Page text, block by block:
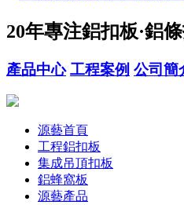
20年專注鋁扣板·鋁
產品中心 工程案例 公司簡
源藝首頁
工程鋁扣板
集成吊頂扣板
鋁蜂窩板
源藝產品